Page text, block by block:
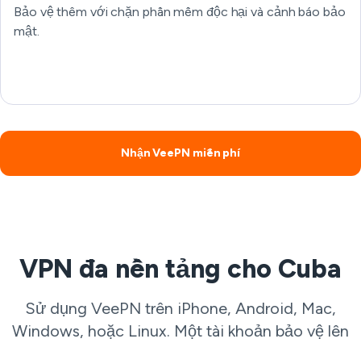
Bảo vệ thêm với chặn phần mềm độc hại và cảnh báo bảo
mật.
Nhận VeePN miễn phí
VPN đa nền tảng cho Cuba
Sử dụng VeePN trên iPhone, Android, Mac,
Windows, hoặc Linux. Một tài khoản bảo vệ lên